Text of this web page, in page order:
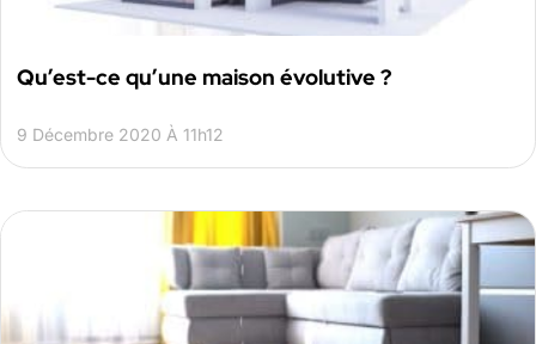
Qu’est-ce qu’une maison évolutive ?
9 Décembre 2020 À 11h12